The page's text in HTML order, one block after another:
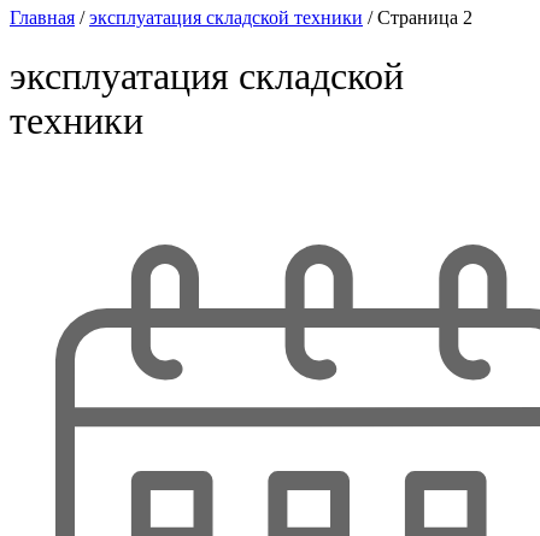
Главная /эксплуатация складской техники /Страница 2
эксплуатация складской
техники